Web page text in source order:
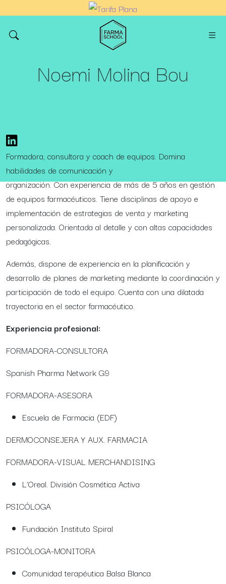
Noemi Molina Bou
Formadora, consultora y coach de equipos. Domina
habilidades de comunicación y
organización. Con experiencia de más de 5 años en gestión
de equipos farmacéuticos. Tiene disciplinas de apoyo e
implementación de estrategias de venta y marketing
personalizada. Orientada al detalle y con altas capacidades
pedagógicas.
Además, dispone de experiencia en la planificación y
desarrollo de planes de marketing mediante la coordinación y
participación de todo el equipo. Cuenta con una dilatada
trayectoria en el sector farmacéutico.
Experiencia profesional:
FORMADORA-CONSULTORA
Spanish Pharma Network G9
FORMADORA-ASESORA
Escuela de Farmacia (EDF)
DERMOCONSEJERA Y AUX. FARMACIA
FORMADORA-VISUAL MERCHANDISING
L’Oreal. División Cosmética Activa
PSICÓLOGA
Fundación Instituto Spiral
PSICÓLOGA-MONITORA
Comunidad terapéutica Balsa Blanca